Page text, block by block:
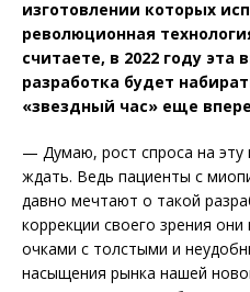
изготовлении которых
революционная
считаете, в 2022 году эта
разработка будет
«звездный час» еще
— Думаю, рост спроса на эту
ждать. Ведь пациенты с
давно мечтают о такой
коррекции своего зрения
очками с толстыми и
насыщения рынка нашей